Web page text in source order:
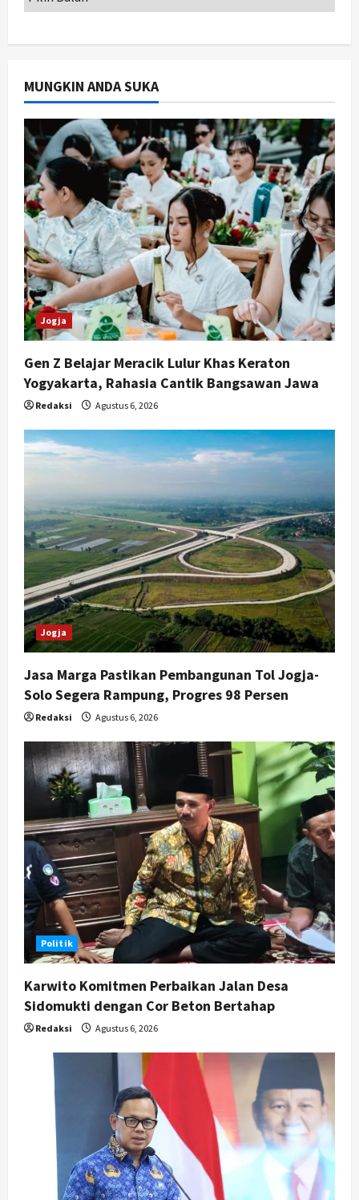
Progres 98 Persen
3
Karwito Komitmen Perbaikan Jalan
Desa Sidomukti dengan Cor Beton
Bertahap
Agustus 6, 2026
4
Nasional
79 Kabupaten/Kota Kesulitan Bayar
Gaji PPPK, Kemendagri Godok
Skema Bantuan Lewat DAU
Agustus 6, 2026
Jogja
Transformasi Penanganan Stunting
di Sleman: Mengubah Kondisi Gizi
Buruk Menjadi Generasi Emas 2045
MUNGKIN ANDA SUKA
Jogja
Gen Z Belajar Meracik Lulur Khas Keraton
Yogyakarta, Rahasia Cantik Bangsawan Jawa
Redaksi Agustus 6, 2026
Jogja
Jasa Marga Pastikan Pembangunan Tol Jogja-
Solo Segera Rampung, Progres 98 Persen
Redaksi Agustus 6, 2026
Politik
Karwito Komitmen Perbaikan Jalan Desa
Sidomukti dengan Cor Beton Bertahap
Redaksi Agustus 6, 2026